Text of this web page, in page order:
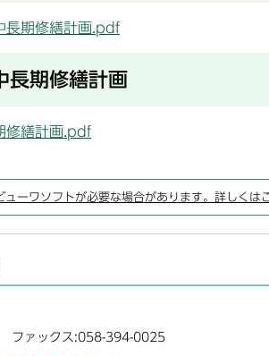
長期修繕計画.pdf
長期修繕計画
修繕計画.pdf
ーワソフトが必要な場合があります。詳しくは
ファックス:058-394-0025